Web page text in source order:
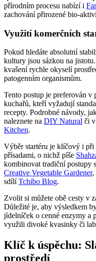
přírodním procesu nabízí i
zachování přirozené bio-
Využití komerčních
Pokud hledáte absolutní
kultury jsou sázkou na
kvašení rychle okyselí
patogenním organismům.
Tento postup je preferován
kuchařů, kteří vyžadují
recepty. Podrobné návody,
naleznete na DIY Natural či
Kitchen.
Výběr startéru je klíčový i
přísadami, o nichž píše
kombinovat tradiční postupy
Creative Vegetable Gardener,
sdílíTchibo Blog.
Zvolit si můžete obě cesty v
Důležité je, aby výsledkem
jídelníček o cenné enzymy a
využili divoké kvasinky či
Klíč k úspěchu:
prostředí